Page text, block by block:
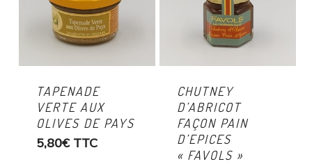
TAPENADE
VERTE AUX
OLIVES DE PAYS
5,80€ TTC
CHUTNEY
D’ABRICOT
FAÇON PAIN
D’EPICES
« FAVOLS »